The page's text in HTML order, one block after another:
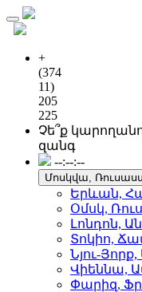
Toggle
navigation
+
(374
11)
205
225
Չե՞ք
զանգ
--:--:--
Մոսկվա,
Երևան,
Օմսկ,
Լոնդոն,
Տոկիո,
Նյու-
Վիեննա,
Փարիզ,